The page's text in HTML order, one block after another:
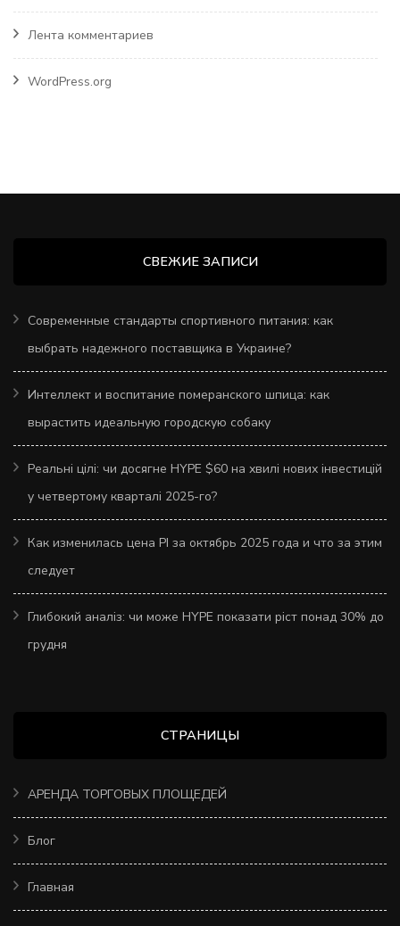
Лента комментариев
WordPress.org
СВЕЖИЕ ЗАПИСИ
Современные стандарты спортивного питания: как
выбрать надежного поставщика в Украине?
Интеллект и воспитание померанского шпица: как
вырастить идеальную городскую собаку
Реальні цілі: чи досягне HYPE $60 на хвилі нових інвестицій
у четвертому кварталі 2025-го?
Как изменилась цена PI за октябрь 2025 года и что за этим
следует
Глибокий аналіз: чи може HYPE показати ріст понад 30% до
грудня
СТРАНИЦЫ
АРЕНДА ТОРГОВЫХ ПЛОЩЕДЕЙ
Блог
Главная